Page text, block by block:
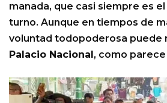
manada, que casi siempre es
turno. Aunque en tiempos de
voluntad todopoderosa puede
Palacio Nacional, como